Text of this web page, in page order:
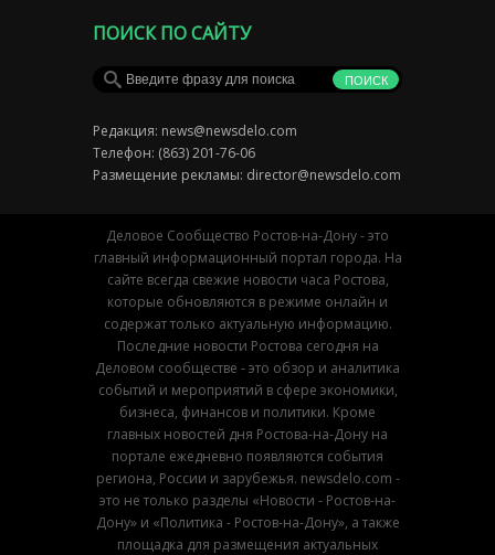
ПОИСК ПО САЙТУ
Редакция: news@newsdelo.com
Телефон: (863) 201-76-06
Размещение рекламы: director@newsdelo.com
Деловое Сообщество Ростов-на-Дону - это
главный информационный портал города. На
сайте всегда свежие новости часа Ростова,
которые обновляются в режиме онлайн и
содержат только актуальную информацию.
Последние новости Ростова сегодня на
Деловом сообществе - это обзор и аналитика
событий и мероприятий в сфере экономики,
бизнеса, финансов и политики. Кроме
главных новостей дня Ростова-на-Дону на
портале ежедневно появляются события
региона, России и зарубежья. newsdelo.com -
это не только разделы «Новости - Ростов-на-
Дону» и «Политика - Ростов-на-Дону», а также
площадка для размещения актуальных